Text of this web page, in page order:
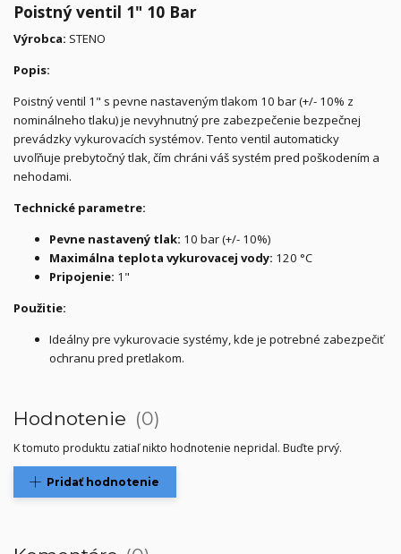
Poistný ventil 1" 10 Bar
Výrobca: STENO
Popis:
Poistný ventil 1" s pevne nastaveným tlakom 10 bar (+/- 10% z
nominálneho tlaku) je nevyhnutný pre zabezpečenie bezpečnej
prevádzky vykurovacích systémov. Tento ventil automaticky
uvoľňuje prebytočný tlak, čím chráni váš systém pred poškodením a
nehodami.
Technické parametre:
Pevne nastavený tlak: 10 bar (+/- 10%)
Maximálna teplota vykurovacej vody: 120 °C
Pripojenie: 1"
Použitie:
Ideálny pre vykurovacie systémy, kde je potrebné zabezpečiť
ochranu pred pretlakom.
Hodnotenie 0
K tomuto produktu zatiaľ nikto hodnotenie nepridal. Buďte prvý.
Pridať hodnotenie